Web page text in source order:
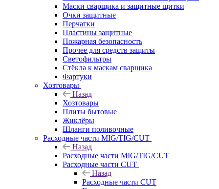
Маски сварщика и защитные щитки
Очки защитные
Перчатки
Пластины защитные
Пожарная безопасность
Прочее для средств защиты
Светофильтры
Стёкла к маскам сварщика
Фартуки
Хозтовары
Назад
Хозтовары
Плиты бытовые
Жиклёры
Шланги поливочные
Расходные части MIG/TIG/CUT
Назад
Расходные части MIG/TIG/CUT
Расходные части CUT
Назад
Расходные части CUT